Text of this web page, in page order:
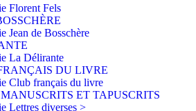
Florent Fels
Jean de Bosschère
La Délirante
DU LIVRE
Club français du livre
ET TAPUSCRITS
Lettres diverses >